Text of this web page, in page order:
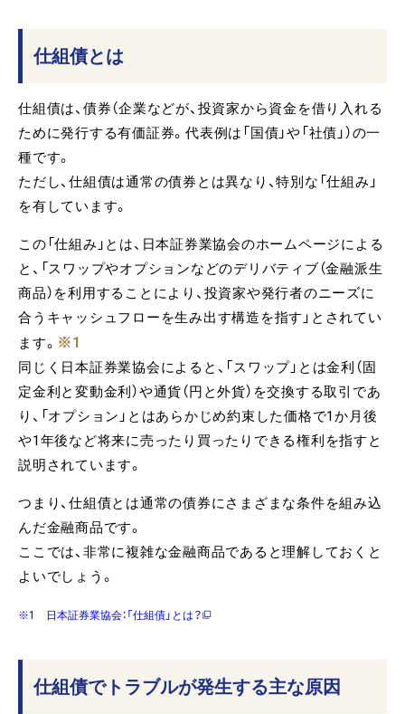
仕組債とは
仕組債は、債券（企業などが、投資家から資金を借り入れる
ために発行する有価証券。代表例は「国債」や「社債」）の一
種です。
ただし、仕組債は通常の債券とは異なり、特別な「仕組み」
を有しています。
この「仕組み」とは、日本証券業協会のホームページによる
と、「スワップやオプションなどのデリバティブ（金融派生
商品）を利用することにより、投資家や発行者のニーズに
合うキャッシュフローを生み出す構造を指す」とされてい
ます。 ※1
同じく日本証券業協会によると、「スワップ」とは金利（固
定金利と変動金利）や通貨（円と外貨）を交換する取引であ
り、「オプション」とはあらかじめ約束した価格で1か月後
や1年後など将来に売ったり買ったりできる権利を指すと
説明されています。
つまり、仕組債とは通常の債券にさまざまな条件を組み込
んだ金融商品です。
ここでは、非常に複雑な金融商品であると理解しておくと
よいでしょう。
※1 日本証券業協会：「仕組債」とは？
仕組債でトラブルが発生する主な原因